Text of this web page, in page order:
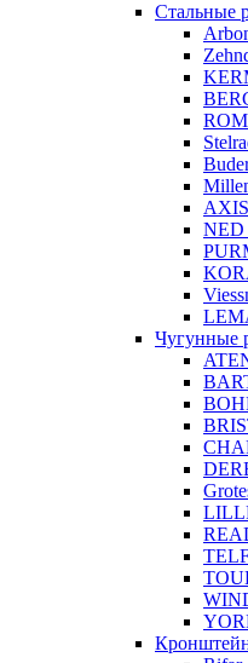
Стальные
AXIS
NED
Чугунные